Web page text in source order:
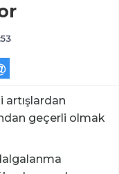
artışlardan
geçerli olmak